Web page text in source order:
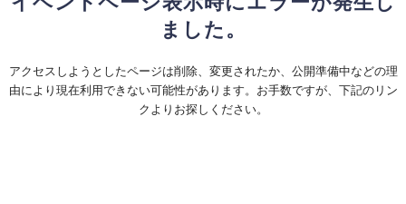
ました。
アクセスしようとしたページは削除、変更されたか、公開準備中などの理
由により現在利用できない可能性があります。お手数ですが、下記のリン
クよりお探しください。